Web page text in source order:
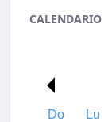
CALENDARIO
Do Lu
01:00